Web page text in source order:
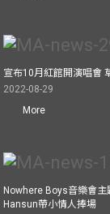
宣布10月紅館開演唱會
2022-08-29
More
Nowhere Boys音樂會
Hansun帶小情人捧場